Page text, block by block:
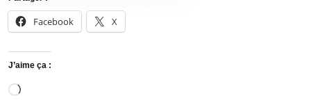
Facebook X
J’aime ça :